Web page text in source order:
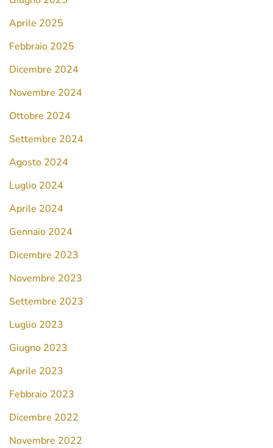
Aprile 2025
Febbraio 2025
Dicembre 2024
Novembre 2024
Ottobre 2024
Settembre 2024
Agosto 2024
Luglio 2024
Aprile 2024
Gennaio 2024
Dicembre 2023
Novembre 2023
Settembre 2023
Luglio 2023
Giugno 2023
Aprile 2023
Febbraio 2023
Dicembre 2022
Novembre 2022